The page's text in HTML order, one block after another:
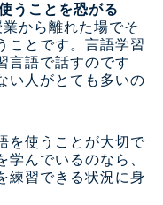
うことを恐がる
から離れた場でそ
ことです。言語学習
言語で話すのです
い人がとても多いの
を使うことが大切で
んでいるのなら、
練習できる状況に身